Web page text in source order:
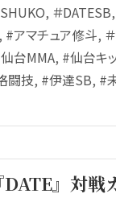
, ＃DATESB,
#アマチュア修斗,
台MMA, #仙台キ
闘技, #伊達SB, #
』対戦